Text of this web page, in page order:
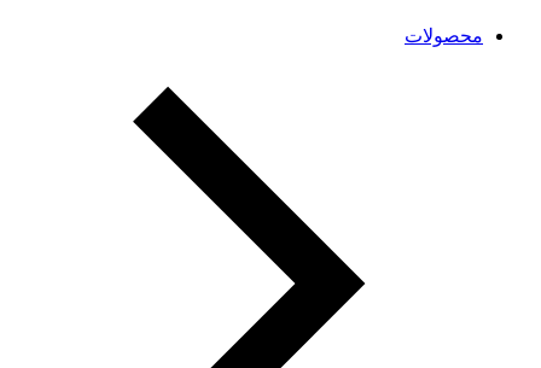
محصولات